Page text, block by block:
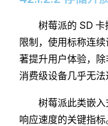
树莓派的 SD
限制，使用标称连
著提升用户体验，
消费级设备几乎无法
树莓派此类嵌入
响应速度的关键指